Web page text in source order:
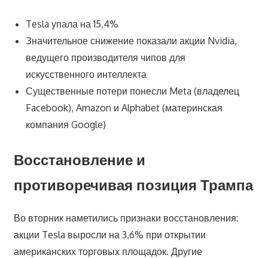
Tesla упала на 15,4%
Значительное снижение показали акции Nvidia,
ведущего производителя чипов для
искусственного интеллекта
Существенные потери понесли Meta (владелец
Facebook), Amazon и Alphabet (материнская
компания Google)
Восстановление и
противоречивая позиция Трампа
Во вторник наметились признаки восстановления:
акции Tesla выросли на 3,6% при открытии
американских торговых площадок. Другие